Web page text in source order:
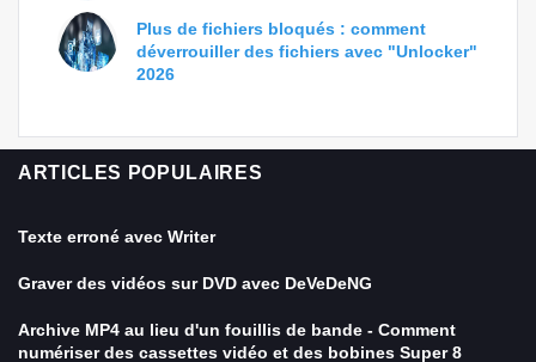
Plus de fichiers bloqués : comment
déverrouiller des fichiers avec "Unlocker"
2026
ARTICLES POPULAIRES
Texte erroné avec Writer
Graver des vidéos sur DVD avec DeVeDeNG
Archive MP4 au lieu d'un fouillis de bande - Comment
numériser des cassettes vidéo et des bobines Super 8